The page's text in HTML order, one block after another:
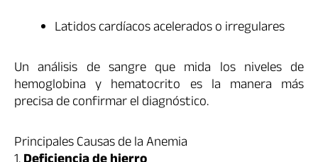
Latidos cardíacos acelerados o irregulares
Un análisis de sangre que mida los niveles de
hemoglobina y hematocrito es la manera más
precisa de confirmar el diagnóstico.
Principales Causas de la Anemia